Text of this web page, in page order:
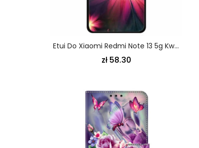
Etui Do Xiaomi Redmi Note 13 5g Kwiaty Ze Szkła Hartowanego
zł 58.30